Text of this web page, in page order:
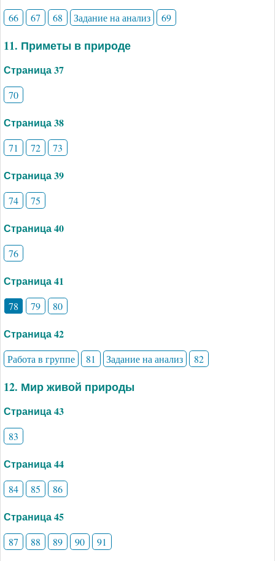
66 67 68 Задание на анализ 69
11. Приметы в природе
Страница 37
70
Страница 38
71 72 73
Страница 39
74 75
Страница 40
76
Страница 41
78 79 80
Страница 42
Работа в группе 81 Задание на анализ 82
12. Мир живой природы
Страница 43
83
Страница 44
84 85 86
Страница 45
87 88 89 90 91